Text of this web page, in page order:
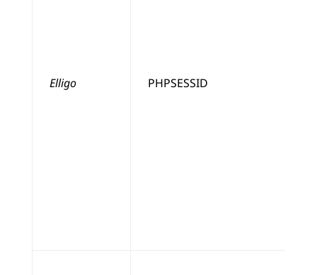
Elligo PHPSESSID